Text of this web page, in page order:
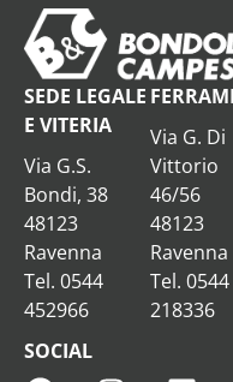
SEDE LEGALE
E VITERIA
Via G.S.
Bondi, 38
48123
Ravenna
Tel. 0544
452966
Via G. Di
Vittorio
46/56
48123
Ravenna
Tel. 0544
218336
SOCIAL